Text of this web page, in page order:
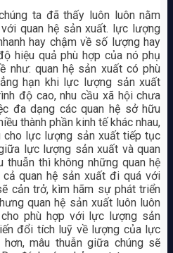
ta đã thấy luôn luôn nằm
quan hệ sản xuất. lực lượng
hay chậm về số lượng hay
hiệu quả phù hợp của nó phụ
như: quan hệ sản xuất có phù
hạn khi lực lượng sản xuất
độ cao, nhu cầu xã hội chưa
đa dạng các quan hệ sở hữu
thành phần kinh tế khác nhau,
lực lượng sản xuất tiếp tục
lực lượng sản xuất và quan
thuẫn thì không những quan hệ
quan hệ sản xuất đi quá với
cản trở, kìm hãm sự phát triển
quan hệ sản xuất luôn luôn
phù hợp với lực lượng sản
đổi tích luỹ về lượng của lực
mâu thuẫn giữa chúng sẽ